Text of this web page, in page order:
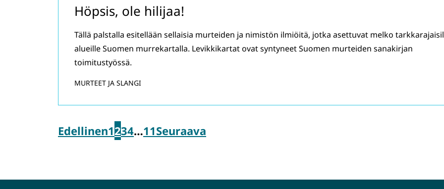
Höpsis, ole hilijaa!
Tällä palstalla esitellään sellaisia murteiden ja nimistön ilmiöitä, jotka asettuvat melko
alueille Suomen murrekartalla. Levikkikartat ovat syntyneet Suomen murteiden sanakirjan
toimitustyössä.
MURTEET JA SLANGI
Edellinen1234…11Seuraava